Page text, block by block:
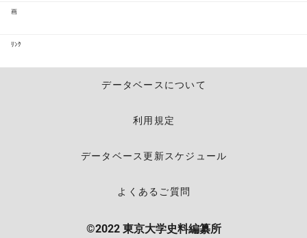
画
ﾘﾝｸ
データベースについて
利用規定
データベース更新スケジュール
よくあるご質問
©2022 東京大学史料編纂所